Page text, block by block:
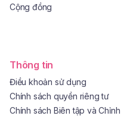
Cộng đồng
Thông tin
Điều khoản sử dụng
Chính sách quyền riêng tư
Chính sách Biên tập và Chỉnh